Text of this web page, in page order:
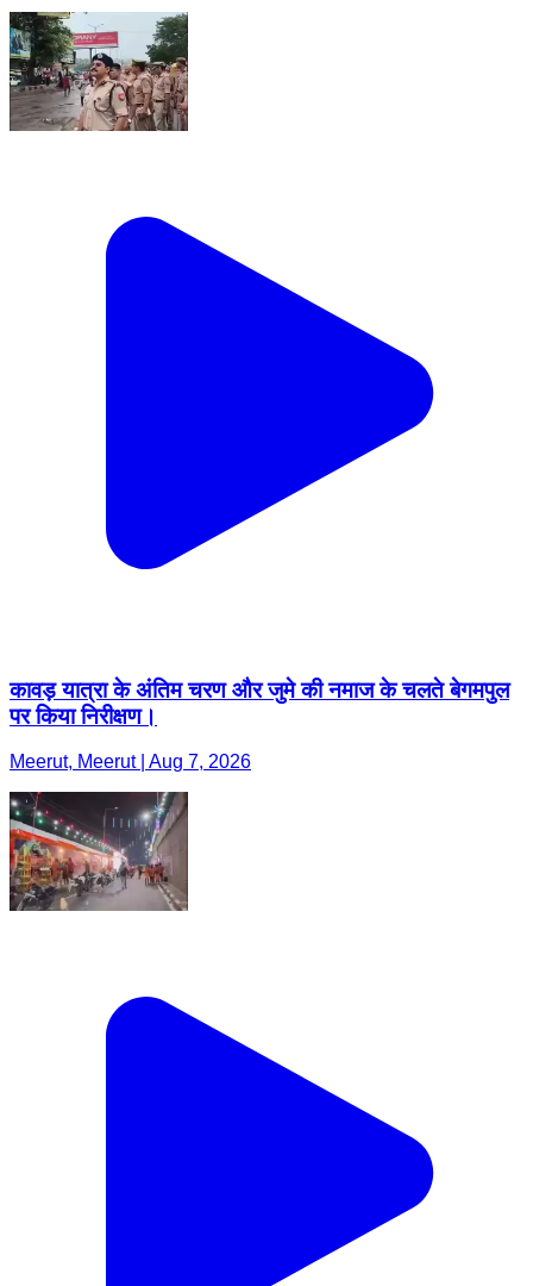
कावड़ यात्रा के अंतिम चरण और जुमे की नमाज के चलते बेगमपुल
पर किया निरीक्षण।
Meerut, Meerut | Aug 7, 2026